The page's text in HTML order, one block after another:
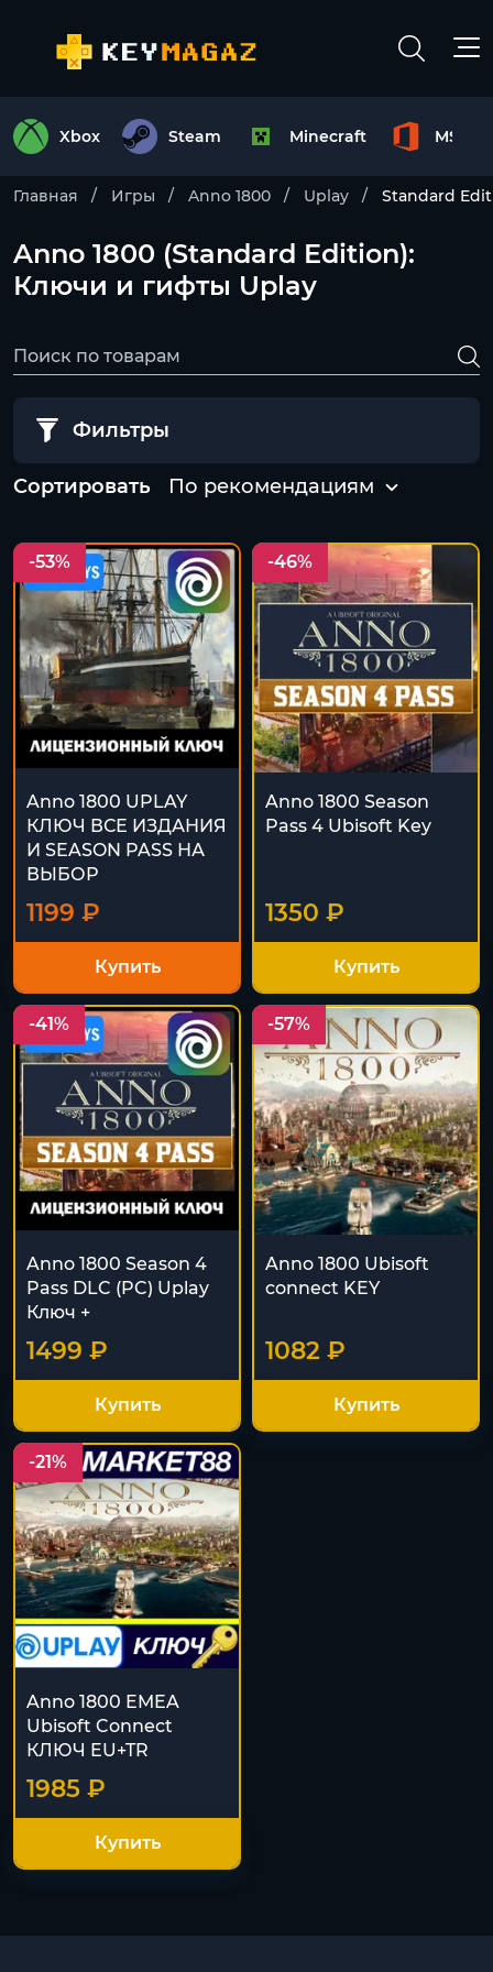
Xbox Steam Minecraft MS
Главная Игры Anno 1800 Uplay Standard
Anno 1800 (Standard Edition):
Ключи и гифты Uplay
Фильтры
Сортировать По рекомендациям
-53%
Anno 1800 UPLAY
КЛЮЧ ВСЕ ИЗДАНИЯ
И SEASON PASS НА
ВЫБОР
1199 ₽
Купить
-46%
Anno 1800 Season
Pass 4 Ubisoft Key
1350 ₽
Купить
-41%
Anno 1800 Season 4
Pass DLC (PC) Uplay
Ключ +
1499 ₽
Купить
-57%
Anno 1800 Ubisoft
connect KEY
1082 ₽
Купить
-21%
Anno 1800 EMEA
Ubisoft Connect
КЛЮЧ EU+TR
1985 ₽
Купить